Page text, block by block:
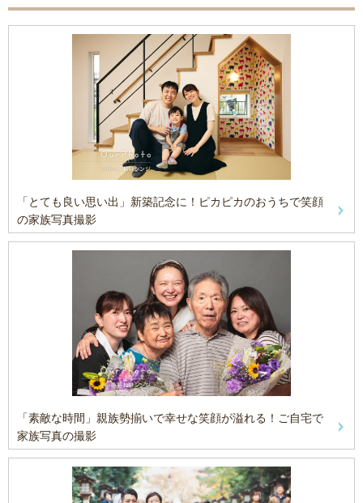
「とても良い思い出」新築記念に！ピカピカのおうちで笑顔
の家族写真撮影
「素敵な時間」親族勢揃いで幸せな笑顔が溢れる！ご自宅で
家族写真の撮影